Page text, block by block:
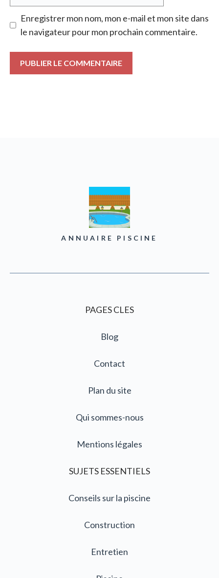
Enregistrer mon nom, mon e-mail et mon site dans
le navigateur pour mon prochain commentaire.
ANNUAIRE PISCINE
PAGES CLES
Blog
Contact
Plan du site
Qui sommes-nous
Mentions légales
SUJETS ESSENTIELS
Conseils sur la piscine
Construction
Entretien